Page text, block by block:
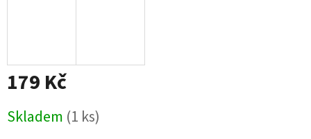
179 Kč
cena:
Skladem (1 ks)